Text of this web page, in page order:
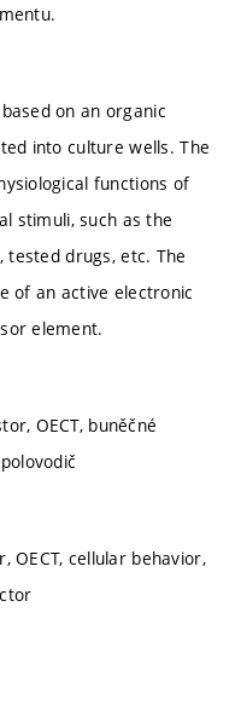
on an organic
into culture wells. The
functions of
stimuli, such as the
tested drugs, etc. The
of an active electronic
element.
OECT, buněčné
OECT, cellular behavior,